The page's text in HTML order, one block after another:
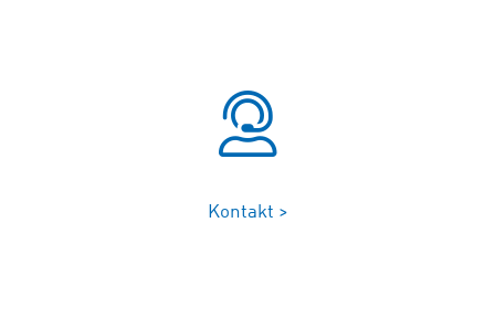
Kontakt >